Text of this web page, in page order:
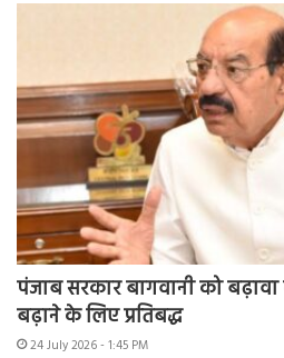
पंजाब सरकार बागवानी को
बढ़ाने के लिए प्रतिबद्ध
24 July 2026 - 1:45 PM